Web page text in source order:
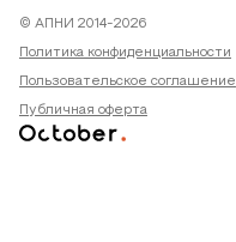
© АПНИ 2014-2026
Политика конфиденциальности
Пользовательское соглашение
Публичная оферта